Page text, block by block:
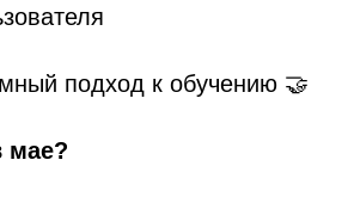
подход к обучению 🤝
мае?